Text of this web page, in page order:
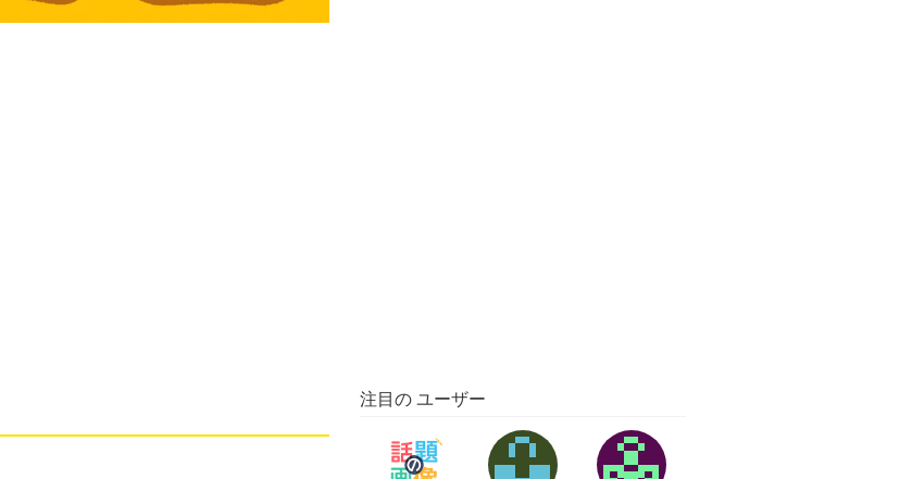
注目の ユーザー